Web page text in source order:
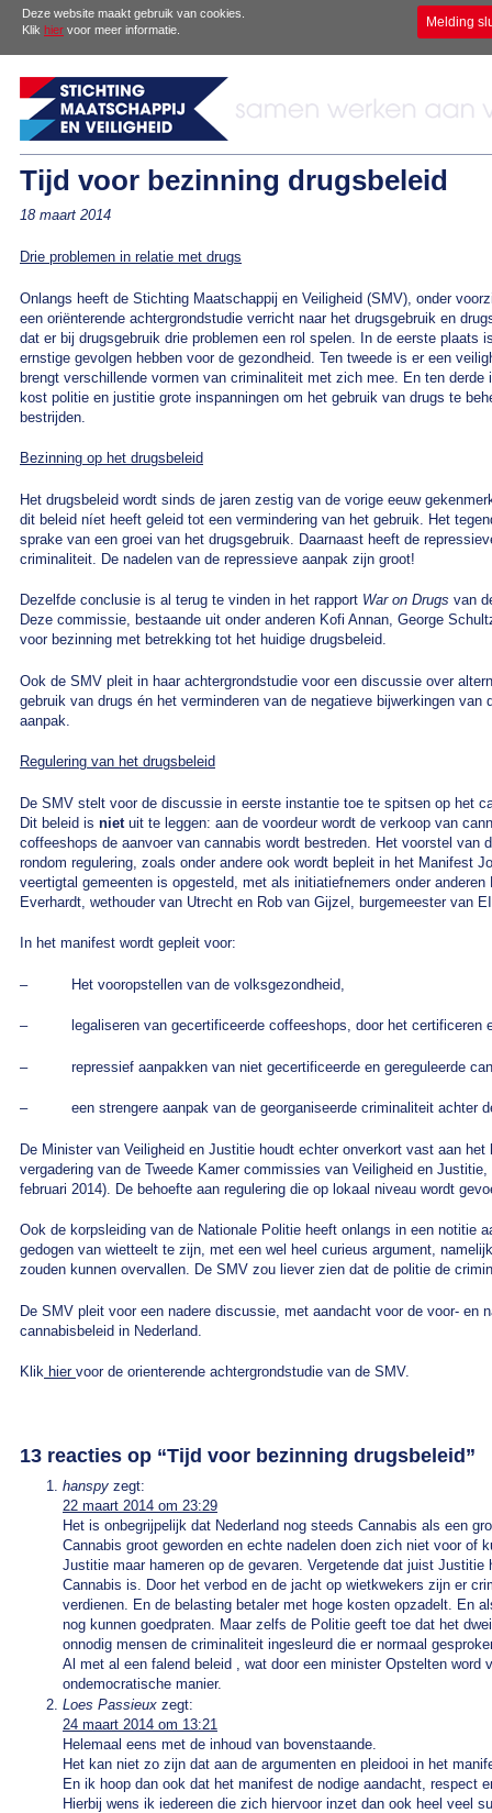
Deze website maakt gebruik van cookies.
Klik hier voor meer informatie. Melding
Tijd voor bezinning drugsbeleid
18 maart 2014
Drie problemen in relatie met drugs
Onlangs heeft de Stichting Maatschappij en Veiligheid (SMV), onder
een oriënterende achtergrondstudie verricht naar het drugsgebruik en
dat er bij drugsgebruik drie problemen een rol spelen. In de eerste plaats
ernstige gevolgen hebben voor de gezondheid. Ten tweede is er een
brengt verschillende vormen van criminaliteit met zich mee. En ten
kost politie en justitie grote inspanningen om het gebruik van drugs te
bestrijden.
Bezinning op het drugsbeleid
Het drugsbeleid wordt sinds de jaren zestig van de vorige eeuw
dit beleid níet heeft geleid tot een vermindering van het gebruik. Het
sprake van een groei van het drugsgebruik. Daarnaast heeft de
criminaliteit. De nadelen van de repressieve aanpak zijn groot!
Dezelfde conclusie is al terug te vinden in het rapport War on Drugs van
Deze commissie, bestaande uit onder anderen Kofi Annan, George
voor bezinning met betrekking tot het huidige drugsbeleid.
Ook de SMV pleit in haar achtergrondstudie voor een discussie over
gebruik van drugs én het verminderen van de negatieve bijwerkingen
aanpak.
Regulering van het drugsbeleid
De SMV stelt voor de discussie in eerste instantie toe te spitsen op het
Dit beleid is niet uit te leggen: aan de voordeur wordt de verkoop van
coffeeshops de aanvoer van cannabis wordt bestreden. Het voorstel van
rondom regulering, zoals onder andere ook wordt bepleit in het Manifest
veertigtal gemeenten is opgesteld, met als initiatiefnemers onder
Everhardt, wethouder van Utrecht en Rob van Gijzel, burgemeester van
In het manifest wordt gepleit voor:
– Het vooropstellen van de volksgezondheid,
– legaliseren van gecertificeerde coffeeshops, door het certificeren
– repressief aanpakken van niet gecertificeerde en gereguleerde
– een strengere aanpak van de georganiseerde criminaliteit achter
De Minister van Veiligheid en Justitie houdt echter onverkort vast aan
vergadering van de Tweede Kamer commissies van Veiligheid en
februari 2014). De behoefte aan regulering die op lokaal niveau wordt
Ook de korpsleiding van de Nationale Politie heeft onlangs in een notitie
gedogen van wietteelt te zijn, met een wel heel curieus argument,
zouden kunnen overvallen. De SMV zou liever zien dat de politie de
De SMV pleit voor een nadere discussie, met aandacht voor de voor- en
cannabisbeleid in Nederland.
Klik hier voor de orienterende achtergrondstudie van de SMV.
13 reacties op “Tijd voor bezinning drugsbeleid”
hanspy zegt:
22 maart 2014 om 23:29
Het is onbegrijpelijk dat Nederland nog steeds Cannabis als een
Cannabis groot geworden en echte nadelen doen zich niet voor of
Justitie maar hameren op de gevaren. Vergetende dat juist
Cannabis is. Door het verbod en de jacht op wietkwekers zijn er
verdienen. En de belasting betaler met hoge kosten opzadelt. En
nog kunnen goedpraten. Maar zelfs de Politie geeft toe dat het
onnodig mensen de criminaliteit ingesleurd die er normaal
Al met al een falend beleid , wat door een minister Opstelten word
ondemocratische manier.
Loes Passieux zegt:
24 maart 2014 om 13:21
Helemaal eens met de inhoud van bovenstaande.
Het kan niet zo zijn dat aan de argumenten en pleidooi in het
En ik hoop dan ook dat het manifest de nodige aandacht, respect
Hierbij wens ik iedereen die zich hiervoor inzet dan ook heel veel